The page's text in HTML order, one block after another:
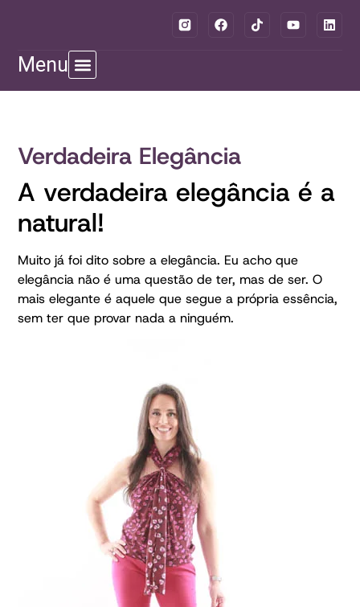
Menu
Verdadeira Elegância
A verdadeira elegância é a
natural!
Muito já foi dito sobre a elegância. Eu acho que
elegância não é uma questão de ter, mas de ser. O
mais elegante é aquele que segue a própria essência,
sem ter que provar nada a ninguém.